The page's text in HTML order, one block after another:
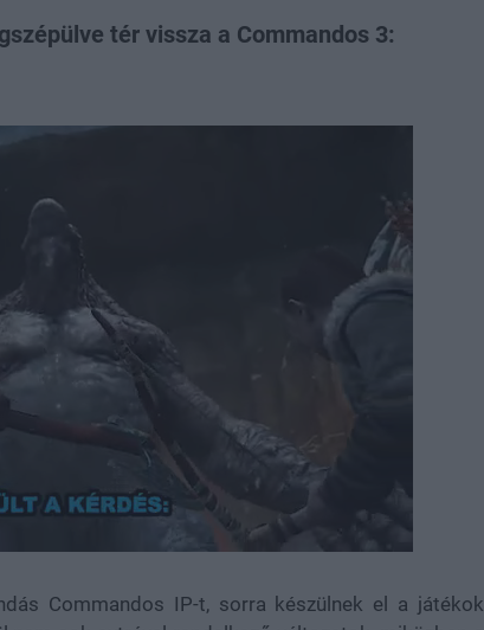
tér vissza a Commandos 3:
Commandos IP-t, sorra készülnek el a játékok